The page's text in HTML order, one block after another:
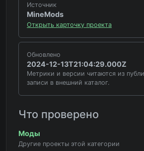
Источник
MineMods
Открыть карточку проекта
Обновлено
2024-12-13T21:04:29.000Z
Метрики и версии читаются из
записи в внешний каталог.
Что проверено
Моды
Другие проекты этой категории